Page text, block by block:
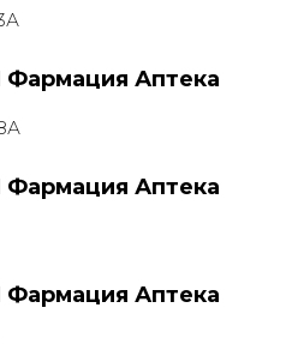
Аптека
Аптека
Аптека